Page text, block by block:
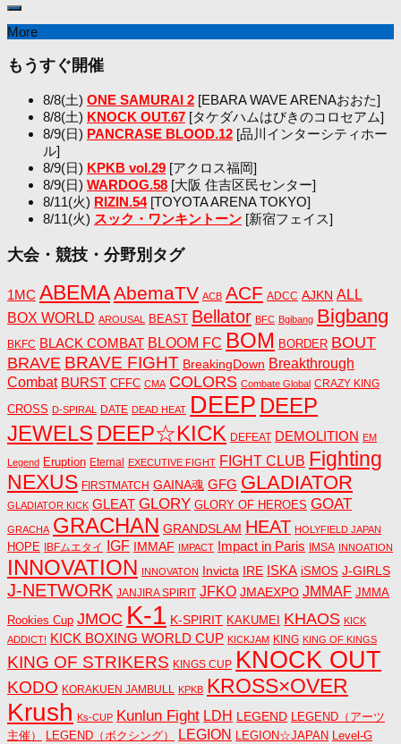
More
もうすぐ開催
8/8(土) ONE SAMURAI 2 [EBARA WAVE ARENAおおた]
8/8(土) KNOCK OUT.67 [タケダハムはびきのコロセアム]
8/9(日) PANCRASE BLOOD.12 [品川インターシティホー
ル]
8/9(日) KPKB vol.29 [アクロス福岡]
8/9(日) WARDOG.58 [大阪 住吉区民センター]
8/11(火) RIZIN.54[TOYOTA ARENA TOKYO]
8/11(火) スック・ワンキントーン [新宿フェイス]
大会・競技・分野別タグ
1MC ABEMAAbemaTV ACB ACF ADCC AJKN ALL
BOX WORLD AROUSAL BEAST Bellator BFC Bgibang Bigbang
BKFC BLACK COMBAT BLOOM FC BOM BORDER BOUT
BRAVE BRAVE FIGHT BreakingDown Breakthrough
Combat BURST CFFC CMA COLORS Combate Global CRAZY KING
CROSS D-SPIRAL DATE DEAD HEAT DEEP DEEP
JEWELS DEEP☆KICK DEFEAT DEMOLITION EM
Legend Eruption Eternal EXECUTIVE FIGHT FIGHT CLUB Fighting
NEXUS FIRSTMATCH GAINA魂 GFG GLADIATOR
GLADIATOR KICK GLEAT GLORY GLORY OF HEROES GOAT
GRACHA GRACHAN GRANDSLAM HEAT HOLYFIELD JAPAN
HOPE IBFムエタイ IGF IMMAF IMPACT Impact in Paris IMSA INNOATION
INNOVATION INNOVATON Invicta IRE ISKA iSMOS J-GIRLS
J-NETWORK JANJIRA SPIRIT JFKO JMAEXPO JMMAF JMMA
Rookies Cup JMOC K-1 K-SPIRIT KAKUMEI KHAOS KICK
ADDICT! KICK BOXING WORLD CUP KICKJAM KING KING OF KINGS
KING OF STRIKERS KINGS CUP KNOCK OUT
KODO KORAKUEN JAMBULL KPKB KROSS×OVER
Krush Ks-CUP Kunlun Fight LDH LEGEND LEGEND（アーツ
主催）
LEGEND（ボクシング） LEGION LEGION☆JAPAN Level-G